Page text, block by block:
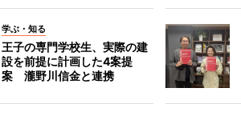
学ぶ・知る
王子の専門学校生、実際の建
設を前提に計画した4案提
案 瀧野川信金と連携